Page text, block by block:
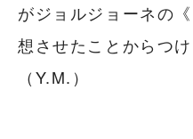
がジョルジョーネの
想させたことからつ
（Y.M.）